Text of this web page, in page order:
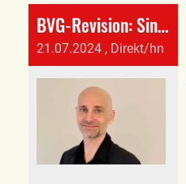
BVG-Revision: Sind die vorgesehenen Massnahmen sinnvoll?
21.07.2024 , Direkt/hn